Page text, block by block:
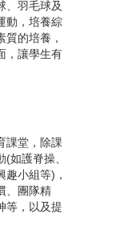
、羽毛球及
動，培養綜
的培養，
，讓學生有
課堂，除課
如護脊操、
小組等)，
、團隊精
等，以及提